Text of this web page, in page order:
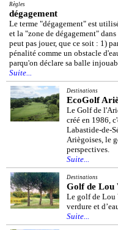
Règles
dégagement
Le terme "dégagement" est
et la "zone de dégagement"
peut pas jouer, que ce soit : 1)
pénalité comme un obstacle
parqu'on déclare sa balle
Suite...
Destinations
EcoGolf
Le Golf de
créé en 1986,
Labastide-de-
Ariègoises, le
perspectives.
Suite...
Destinations
Golf de Lou
Le golf de Lou
verdure et
Suite...